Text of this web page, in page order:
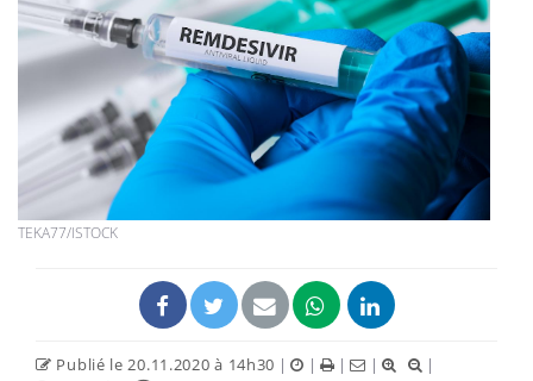
TEKA77/ISTOCK
Publié le 20.11.2020 à 14h30 | | | |
|